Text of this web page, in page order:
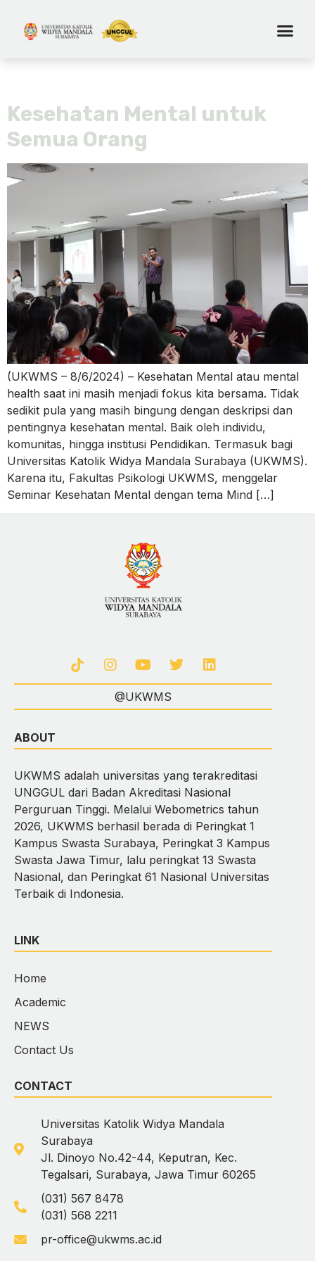
Kesehatan Mental untuk
Semua Orang
(UKWMS – 8/6/2024) – Kesehatan Mental atau mental
health saat ini masih menjadi fokus kita bersama. Tidak
sedikit pula yang masih bingung dengan deskripsi dan
pentingnya kesehatan mental. Baik oleh individu,
komunitas, hingga institusi Pendidikan. Termasuk bagi
Universitas Katolik Widya Mandala Surabaya (UKWMS).
Karena itu, Fakultas Psikologi UKWMS, menggelar
Seminar Kesehatan Mental dengan tema Mind […]
@UKWMS
ABOUT
UKWMS adalah universitas yang terakreditasi
UNGGUL dari Badan Akreditasi Nasional
Perguruan Tinggi. Melalui Webometrics tahun
2026, UKWMS berhasil berada di Peringkat 1
Kampus Swasta Surabaya, Peringkat 3 Kampus
Swasta Jawa Timur, lalu peringkat 13 Swasta
Nasional, dan Peringkat 61 Nasional Universitas
Terbaik di Indonesia.
LINK
Home
Academic
NEWS
Contact Us
CONTACT
Universitas Katolik Widya Mandala
Surabaya
Jl. Dinoyo No.42-44, Keputran, Kec.
Tegalsari, Surabaya, Jawa Timur 60265
(031) 567 8478
(031) 568 2211
pr-office@ukwms.ac.id